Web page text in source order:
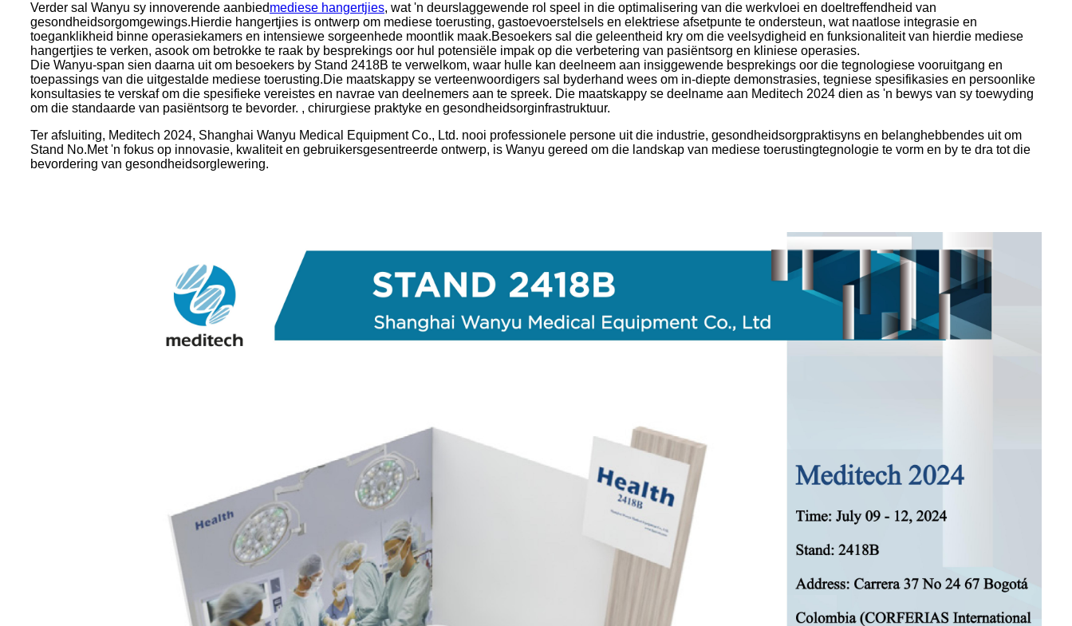
Verder sal Wanyu sy innoverende aanbiedmediese hangertjies, wat 'n deurslaggewende rol speel in die optimalisering van die werkvloei en doeltreffendheid van
gesondheidsorgomgewings.Hierdie hangertjies is ontwerp om mediese toerusting, gastoevoerstelsels en elektriese afsetpunte te ondersteun, wat naatlose integrasie en
toeganklikheid binne operasiekamers en intensiewe sorgeenhede moontlik maak.Besoekers sal die geleentheid kry om die veelsydigheid en funksionaliteit van hierdie mediese
hangertjies te verken, asook om betrokke te raak by besprekings oor hul potensiële impak op die verbetering van pasiëntsorg en kliniese operasies.
Die Wanyu-span sien daarna uit om besoekers by Stand 2418B te verwelkom, waar hulle kan deelneem aan insiggewende besprekings oor die tegnologiese vooruitgang en
toepassings van die uitgestalde mediese toerusting.Die maatskappy se verteenwoordigers sal byderhand wees om in-diepte demonstrasies, tegniese spesifikasies en persoonlike
konsultasies te verskaf om die spesifieke vereistes en navrae van deelnemers aan te spreek. Die maatskappy se deelname aan Meditech 2024 dien as 'n bewys van sy toewyding
om die standaarde van pasiëntsorg te bevorder. , chirurgiese praktyke en gesondheidsorginfrastruktuur.
Ter afsluiting, Meditech 2024, Shanghai Wanyu Medical Equipment Co., Ltd. nooi professionele persone uit die industrie, gesondheidsorgpraktisyns en belanghebbendes uit om
Stand No.Met 'n fokus op innovasie, kwaliteit en gebruikersgesentreerde ontwerp, is Wanyu gereed om die landskap van mediese toerustingtegnologie te vorm en by te dra tot die
bevordering van gesondheidsorglewering.